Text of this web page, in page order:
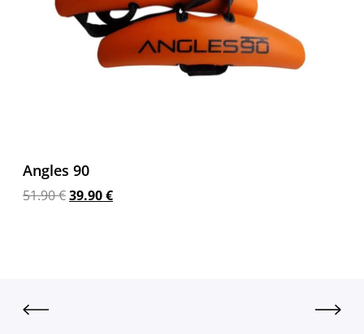
Angles 90
51.90€39.90€